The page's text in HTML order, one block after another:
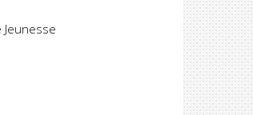
Jeunesse